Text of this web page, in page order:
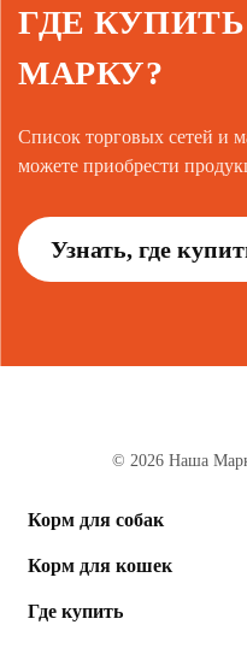
ГДЕ
МАРКУ?
Список торговых сетей и
можете приобрести
Узнать, где
© 2026 Наша
Корм для собак
Корм для кошек
Где купить